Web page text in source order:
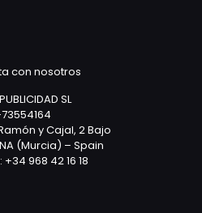
con nosotros
SL
y Cajal, 2 Bajo
(Murcia) – Spain
968 42 16 18